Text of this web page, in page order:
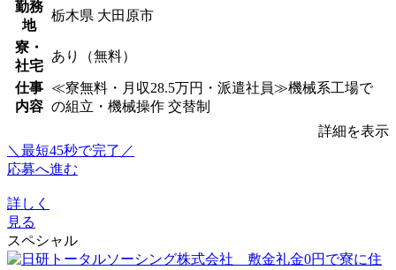
勤務
地
栃木県 大田原市
寮・
社宅
あり（無料）
仕事
内容
≪寮無料・月収28.5万円・派遣社員≫機械系工場で
の組立・機械操作 交替制
詳細を表示
＼最短45秒で完了／
応募へ進む
詳しく
見る
スペシャル